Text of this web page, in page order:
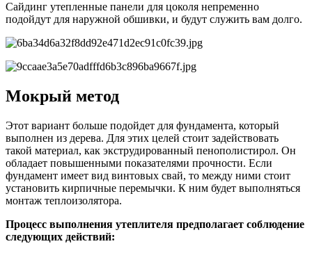
Сайдинг утепленные панели для цоколя непременно
подойдут для наружной обшивки, и будут служить вам долго.
Мокрый метод
Этот вариант больше подойдет для фундамента, который
выполнен из дерева. Для этих целей стоит задействовать
такой материал, как экструдированный пенополистирол. Он
обладает повышенными показателями прочности. Если
фундамент имеет вид винтовых свай, то между ними стоит
установить кирпичные перемычки. К ним будет выполняться
монтаж теплоизолятора.
Процесс выполнения утеплителя предполагает соблюдение
следующих действий: